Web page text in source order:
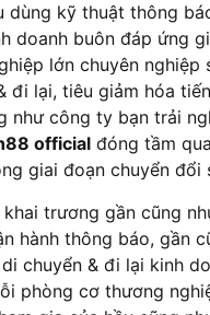
dùng kỹ thuật thông
doanh buôn đáp ứng
lớn chuyên nghiệp
đi lại, tiêu giảm hóa
như công ty bạn trải
official đóng tầm
giai đoạn chuyển đổi
trương gần cũng
hành thông báo, gần
chuyển & đi lại kinh
phòng cơ thương